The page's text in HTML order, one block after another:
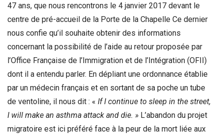
47 ans, que nous rencontrons le 4 janvier 2017 devant le
centre de pré-accueil de la Porte de la Chapelle Ce dernier
nous confie qu’il souhaite obtenir des informations
concernant la possibilité de l’aide au retour proposée par
l’Office Française de l’Immigration et de l’Intégration (OFII)
dont il a entendu parler. En dépliant une ordonnance établie
par un médecin français et en sortant de sa poche un tube
de ventoline, il nous dit : « If I continue to sleep in the street,
I will make an asthma attack and die. » L’abandon du projet
migratoire est ici préféré face à la peur de la mort liée aux